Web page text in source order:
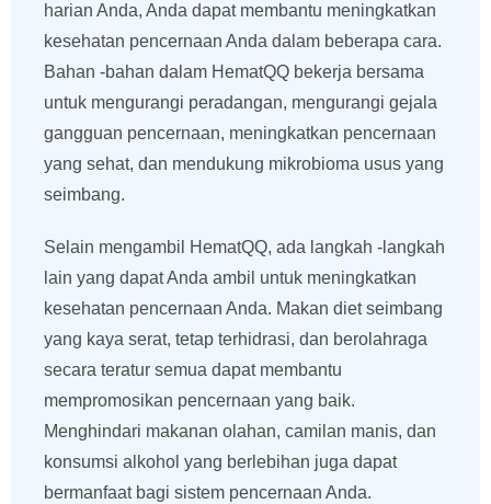
harian Anda, Anda dapat membantu meningkatkan
kesehatan pencernaan Anda dalam beberapa cara.
Bahan -bahan dalam HematQQ bekerja bersama
untuk mengurangi peradangan, mengurangi gejala
gangguan pencernaan, meningkatkan pencernaan
yang sehat, dan mendukung mikrobioma usus yang
seimbang.
Selain mengambil HematQQ, ada langkah -langkah
lain yang dapat Anda ambil untuk meningkatkan
kesehatan pencernaan Anda. Makan diet seimbang
yang kaya serat, tetap terhidrasi, dan berolahraga
secara teratur semua dapat membantu
mempromosikan pencernaan yang baik.
Menghindari makanan olahan, camilan manis, dan
konsumsi alkohol yang berlebihan juga dapat
bermanfaat bagi sistem pencernaan Anda.